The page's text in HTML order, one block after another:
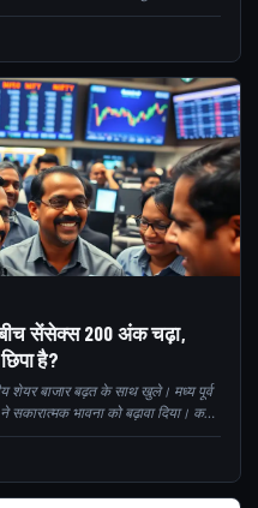
सेंसेक्स 200 अंक चढ़ा,
है?
शेयर बाजार बढ़त के साथ खुले। मध्य पूर्व
भावना को बढ़ावा दिया। कई
हैं...